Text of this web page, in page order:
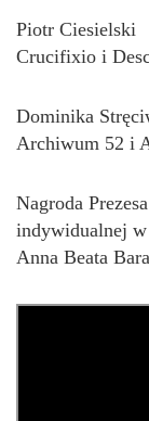
Piotr Ciesielski
Crucifixio i
Dominika
Archiwum 52 i
Nagroda
indywidualnej
Anna Beata